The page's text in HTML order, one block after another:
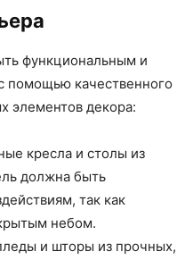
функциональным и
помощью качественного
элементов декора:
кресла и столы из
должна быть
так как
небом.
и шторы из прочных,